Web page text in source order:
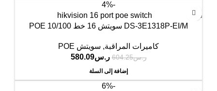
-4%
DS-3E1318P-EI/M سويتش 16 خط POE 10/100
كاميرات المراقبة, سويتش POE
ر.س604.25 ر.س580.09
إضافة إلى السلة
-6%